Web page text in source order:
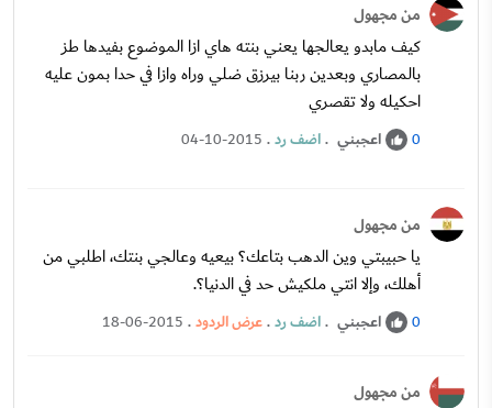
من مجهول
كيف مابدو يعالجها يعني بنته هاي ازا الموضوع بفيدها طز
بالمصاري وبعدين ربنا بيرزق ضلي وراه وازا في حدا بمون عليه
احكيله ولا تقصري
0 اعجبني .اضف رد.
04-10-2015
من مجهول
يا حبيبتي وين الدهب بتاعك؟ بيعيه وعالجي بنتك، اطلبي من
أهلك، وإلا انتي ملكيش حد في الدنيا؟.
0 اعجبني .اضف رد.عرض الردود.
18-06-2015
من مجهول